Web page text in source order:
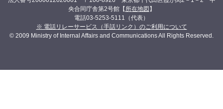
央合同庁舎第2号館【 所在地図 】
電話03-5253-5111（代表）
※ 電話リレーサービス（手話リンク）のご利用について
© 2009 Ministry of Internal Affairs and Communications All Rights Reserved.